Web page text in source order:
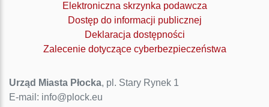
Elektroniczna skrzynka podawcza
Dostęp do informacji publicznej
Deklaracja dostępności
Zalecenie dotyczące cyberbezpieczeństwa
Urząd Miasta Płocka, pl. Stary Rynek 1
E-mail: info@plock.eu